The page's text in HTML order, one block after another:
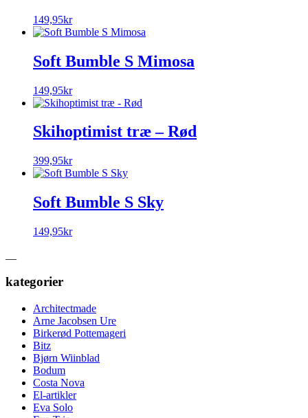
149,95kr
Soft Bumble S Mimosa
149,95kr
Skihoptimist træ – Rød
399,95kr
Soft Bumble S Sky
149,95kr
kategorier
Architectmade
Arne Jacobsen Ure
Birkerød Pottemageri
Bitz
Bjørn Wiinblad
Bodum
Costa Nova
El-artikler
Eva Solo